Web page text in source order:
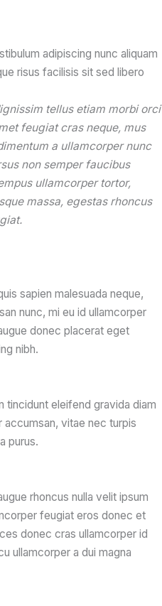
adipiscing nunc aliquam
risus facilisis sit sed libero
tellus etiam morbi orci
feugiat cras neque, mus
a ullamcorper nunc
non semper faucibus
ullamcorper tortor,
massa, egestas rhoncus
sapien malesuada neque,
nunc, mi eu id ullamcorper
donec placerat eget
nibh.​
tincidunt eleifend gravida diam
vitae nec turpis
purus.​
rhoncus nulla velit ipsum
feugiat eros donec et
donec cras ullamcorper id
ullamcorper a dui magna